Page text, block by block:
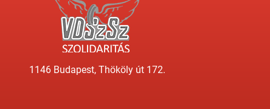
1146 Budapest, Thököly út 172.